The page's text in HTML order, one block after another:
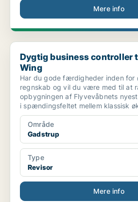
Mere info
Dygtig business controller til Air
Dygtig business controller
Wing
Har du gode færdigheder inden for
regnskab og vil du være med til at
opbygningen af Flyvevåbnets
i spændingsfeltet mellem klassisk
Område
Gadstrup
Type
Revisor
Mere info